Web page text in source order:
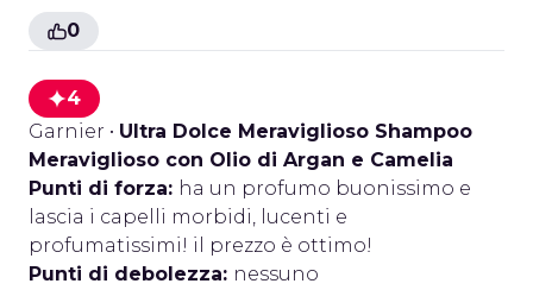
0
4
Garnier • Ultra Dolce Meraviglioso Shampoo
Meraviglioso con Olio di Argan e Camelia
Punti di forza: ha un profumo buonissimo e
lascia i capelli morbidi, lucenti e
profumatissimi! il prezzo è ottimo!
Punti di debolezza: nessuno